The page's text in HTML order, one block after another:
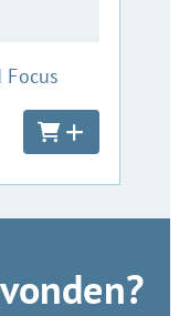
Focus